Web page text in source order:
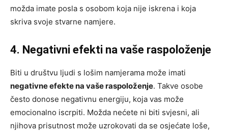
možda imate posla s osobom koja nije iskrena i koja
skriva svoje stvarne namjere.
4. Negativni efekti na vaše raspoloženje
Biti u društvu ljudi s lošim namjerama može imati
negativne efekte na vaše raspoloženje. Takve osobe
često donose negativnu energiju, koja vas može
emocionalno iscrpiti. Možda nećete ni biti svjesni, ali
njihova prisutnost može uzrokovati da se osjećate loše,